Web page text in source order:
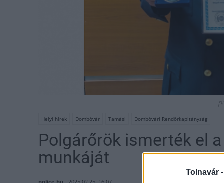
Tolnavár -
Helyi hírek Dombóvár Tamási Dombóvári Rendőrkapitányság
Polgárőrök ismerték el
munkáját